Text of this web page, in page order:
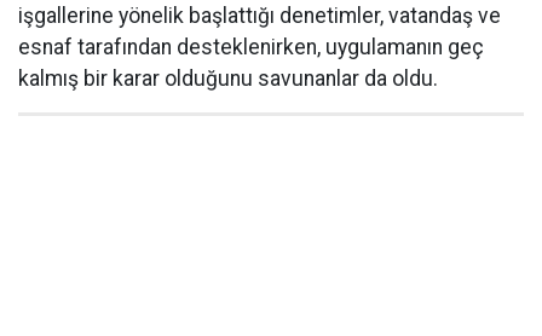
işgallerine yönelik başlattığı denetimler, vatandaş ve
esnaf tarafından desteklenirken, uygulamanın geç
kalmış bir karar olduğunu savunanlar da oldu.